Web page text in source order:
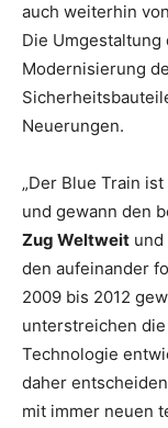
auch weiterhin
Die Umgestaltung
Modernisierung
Neuerungen.
„Der Blue Train
und gewann den
Zug Weltweit
den aufeinander
2009 bis 2012
unterstreichen
Technologie
daher
mit immer neuen